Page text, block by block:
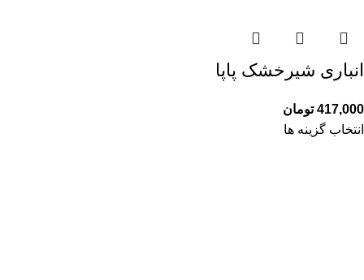
انباری شیرخشک پاپا
417,000 تومان
انتخاب گزینه ها